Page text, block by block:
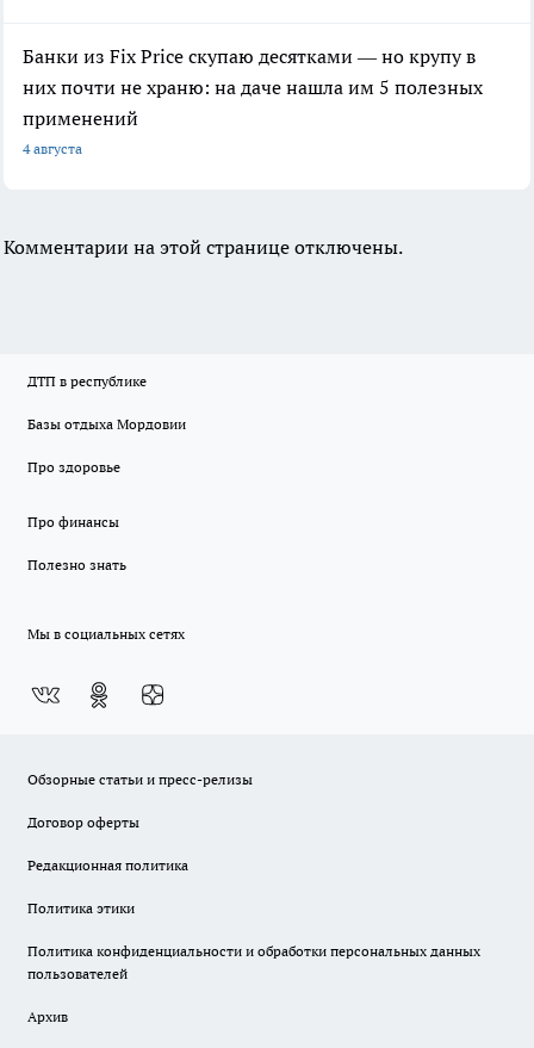
Банки из Fix Price скупаю десятками — но крупу в
них почти не храню: на даче нашла им 5 полезных
применений
4 августа
Комментарии на этой странице отключены.
ДТП в республике
Базы отдыха Мордовии
Про здоровье
Про финансы
Полезно знать
Мы в социальных сетях
Обзорные статьи и пресс-релизы
Договор оферты
Редакционная политика
Политика этики
Политика конфиденциальности и обработки персональных данных
пользователей
Архив